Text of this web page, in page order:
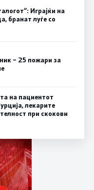
Играјќи на
бранат луѓе со
– 25 пожари за
на пациентот
лекарите
при скокови